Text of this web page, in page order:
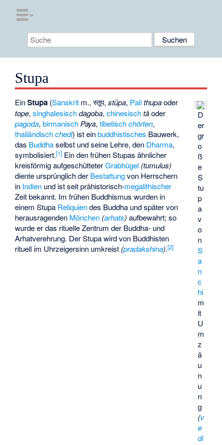
Stupa
D
er
gr
o
ß
e
S
tu
p
a
v
o
n
S
a
n
c
hi
m
it
U
m
z
ä
u
n
u
n
g
(v
e
di
EinStupa (Sanskrit m., स्तूप,stūpa, Pali thupaoder
tope,singhalesisch dagoba,chinesisch tǎoder
pagoda,birmanisch Paya,tibetisch chörten,
thailändisch chedi) ist einbuddhistisches Bauwerk,
das Buddhaselbst und seine Lehre, den Dharma,
symbolisiert.[1] Ein den frühen Stupas ähnlicher
kreisförmig aufgeschütteterGrabhügel (tumulus)
diente ursprünglich der Bestattungvon Herrschern
in Indien und ist seit prähistorisch-megalithischer
Zeit bekannt. Im frühen Buddhismus wurden in
einem Stupa Reliquiendes Buddha und später von
herausragenden Mönchen (arhats)aufbewahrt; so
wurde er das rituelle Zentrum der Buddha- und
Arhatverehrung. Der Stupa wird von Buddhisten
rituell im Uhrzeigersinn umkreist (pradakshina).[2]